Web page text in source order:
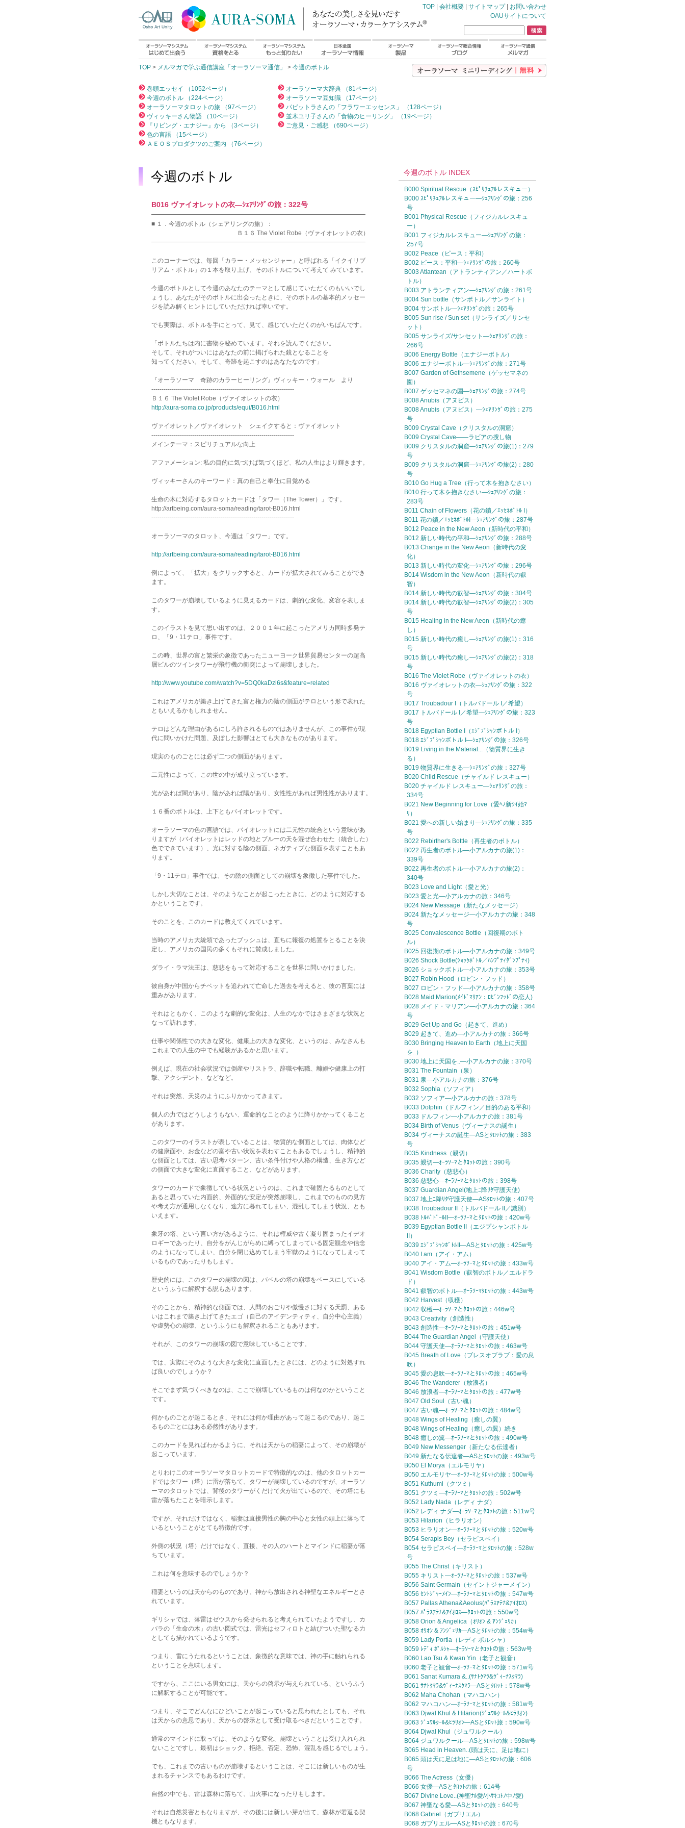
TOP | 会社概要 | サイトマップ| お問い合わせ
OAUサイトについて
TOP > メルマガで学ぶ通信講座「オーラソーマ通信」 > 今週のボトル
巻頭エッセイ （1052ページ）
今週のボトル （224ページ）
オーラソーマタロットの旅 （97ページ）
ヴィッキーさん物語 （10ページ）
『リビング・エナジー』から （3ページ）
色の言語 （15ページ）
ＡＥＯＳプロダクツのご案内 （76ページ）
オーラソーマ大辞典 （81ページ）
オーラソーマ豆知識 （17ページ）
パビットラさんの「フラワーエッセンス」 （128ページ）
並木ユリ子さんの「食物のヒーリング」 （19ページ）
ご意見・ご感想 （690ページ）
今週のボトル
B016 ヴァイオレットの衣—ｼｪｱﾘﾝｸﾞの旅：322号
━━━━━━━━━━━━━━━━━━━━━━━━━━━━━━━━━━━
■ １．今週のボトル（シェアリングの旅）：
Ｂ１６ The Violet Robe（ヴァイオレットの衣）
━━━━━━━━━━━━━━━━━━━━━━━━━━━━━━━━━━━
このコーナーでは、毎回「カラー・メッセンジャー」と呼ばれる「イクイリブ
リアム・ボトル」の１本を取り上げ、そのボトルについて考えて みています。
今週のボトルとして今週のあなたのテーマとして感じていただくのもいいでし
ょうし、あなたがそのボトルに出会ったときに、そのボトルの基本的メッセー
ジを読み解くヒントにしていただければ幸いです。
でも実際は、ボトルを手にとって、見て、感じていただくのがいちばんです。
「ボトルたちは内に書物を秘めています。それを読んでください。
そして、それがついにはあなたの前に掲げられた鏡となることを
知ってください。そして、奇跡を起こすのはあなたなのです」
『オーラソーマ 奇跡のカラーヒーリング』ヴィッキー・ウォール より
----------------------------------------------------------------------
Ｂ１６ The Violet Robe（ヴァイオレットの衣）
http://aura-soma.co.jp/products/equi/B016.html
ヴァイオレット／ヴァイオレット シェイクすると：ヴァイオレット
----------------------------------------------------------------------
メインテーマ：スピリチュアルな向上
アファメーション: 私の目的に気づけば気づくほど、私の人生はより輝きます。
ヴィッキーさんのキーワード：真の自己と奉仕に目覚める
生命の木に対応するタロットカードは「タワー（The Tower）」です。
http://artbeing.com/aura-soma/reading/tarot-B016.html
----------------------------------------------------------------------
オーラソーマのタロット、今週は「タワー」です。
http://artbeing.com/aura-soma/reading/tarot-B016.html
例によって、「拡大」をクリックすると、カードが拡大されてみることができ
ます。
このタワーが崩壊しているように見えるカードは、劇的な変化、変容を表しま
す。
このイラストを見て思い出すのは、２００１年に起こったアメリカ同時多発テ
ロ、「9・11テロ」事件です。
この時、世界の富と繁栄の象徴であったニューヨーク世界貿易センターの超高
層ビルのツインタワーが飛行機の衝突によって崩壊しました。
http://www.youtube.com/watch?v=5DQ0kaDzi6s&feature=related
これはアメリカが築き上げてきた富と権力の陰の側面がテロという形で表れた
ともいえるかもしれません。
テロはどんな理由があるにしろ許されるものではありませんが、この事件が現
代に問いかけた問題、及ぼした影響はとても大きなものがあります。
現実のものごとには必ず二つの側面があります。
二元性によって、この世の中が成り立っています。
光があれば闇があり、陰があれば陽があり、女性性があれば男性性があります。
１６番のボトルは、上下ともバイオレットです。
オーラソーマの色の言語では、バイオレットには二元性の統合という意味があ
りますが（バイオレットはレッドの地とブルーの天を混ぜ合わせた（統合した）
色でできています）、光に対する陰の側面、ネガティブな側面を表すこともあ
ります。
「9・11テロ」事件では、その陰の側面としての崩壊を象徴した事件でした。
しかし大切なことは、そのようなことが起こったときに、どのように対応する
かということです。
そのことを、このカードは教えてくれています。
当時のアメリカ大統領であったブッシュは、直ちに報復の処置をとることを決
定し、アメリカの国民の多くもそれに賛成しました。
ダライ・ラマ法王は、慈悲をもって対応することを世界に問いかけました。
彼自身が中国からチベットを追われて亡命した過去を考えると、彼の言葉には
重みがあります。
それはともかく、このような劇的な変化は、人生のなかではさまざまな状況と
なって訪れます。
仕事や関係性での大きな変化、健康上の大きな変化、というのは、みなさんも
これまでの人生の中でも経験があるかと思います。
例えば、現在の社会状況では倒産やリストラ、辞職や転職、離婚や健康上の打
撃、アクシデント、などなど。
それは突然、天災のようにふりかかってきます。
個人の力ではどうしようもない、運命的なことのように降りかかってくること
があります。
このタワーのイラストが表していることは、物質的な側面としては、肉体など
の健康面や、お金などの富や古い状況を表わすこともあるでしょうし、精神的
な側面としては、古い思考パターン、古い条件付けや人格の構造、生き方など
の側面で大きな変化に直面すること、などがあります。
タワーのカードで象徴している状況というのは、これまで確固たるものとして
あると思っていた内面的、外面的な安定が突然崩壊し、これまでのものの見方
や考え方が通用しなくなり、途方に暮れてしまい、混乱してしまう状況、とも
いえます。
象牙の塔、という言い方があるように、それは権威や古く凝り固まったイデオ
ロギーであったり、自分をがんじがらめに縛ってしまっている固定観念や信念
のようになってしまい、自分を閉じ込めてしまう牢獄のようになってしまって
いるものであったりもします。
歴史的には、このタワーの崩壊の図は、バベルの塔の崩壊をベースにしている
というふうに解釈する説もあります。
そのことから、精神的な側面では、人間のおごりや傲慢さに対する天罰、ある
いはこれまで築き上げてきたエゴ（自己のアイデンティティ、自分中心主義）
や虚勢心の崩壊、というふうにも解釈されることもあります。
それが、このタワーの崩壊の図で意味していることです。
では、実際にそのような大きな変化に直面したときには、どのように対処すれ
ば良いのでしょうか？
そこでまず気づくべきなのは、ここで崩壊しているものは何なのかということ
です。
何かものごとが起こるとき、それには何か理由があって起こるのであり、起こ
るものごとにはある必然性があります。
このカードを見ればわかるように、それは天からの稲妻によって、その崩壊が
起こっています。
とりわけこのオーラソーマタロットカードで特徴的なのは、他のタロットカー
ドではタワー（塔）に雷が落ちて、タワーが崩壊しているのですが、オーラソ
ーマのタロットでは、背後のタワーがくだけて火が出ているので、その塔にも
雷が落ちたことを暗示します。
ですが、それだけではなく、稲妻は直接男性の胸の中心と女性の頭上に落ちて
いるということがとても特徴的です。
外側の状況（塔）だけではなく、直接、その人のハートとマインドに稲妻が落
ちています。
これは何を意味するのでしょうか？
稲妻というのは天からのものであり、神から放出される神聖なエネルギーとさ
れています。
ギリシャでは、落雷はゼウスから発せられると考えられていたようですし、カ
バラの「生命の木」の古い図式では、雷光はセフィロトと結びついた聖なる力
としても描かれているようです。
つまり、雷にうたれるということは、象徴的な意味では、神の手に触れられる
ということを意味します。
ですから、ここにいる男女には、天からの啓示が与えられている、というふう
に解釈することが可能です。
つまり、そこでどんなにひどいことが起こっていると思われたとしても、それ
は天からの意思であり、天からの啓示として受け取るべきだということです。
通常のマインドに取っては、そのような変化、崩壊ということは受け入れられ
ないことですし、最初はショック、拒絶、否定、恐怖、混乱を感じるでしょう。
でも、これまでの古いものが崩壊するということは、そこには新しいものが生
まれるチャンスでもあるわけです。
自然の中でも、雷は森林に落ちて、山火事になったりもします。
それは自然災害ともなりますが、その後には新しい芽が出て、森林が若返る契
機ともなります。
今週のボトル INDEX
B000 Spiritual Rescue（ｽﾋﾟﾘﾁｭｱﾙレスキュー）
B000 ｽﾋﾟﾘﾁｭｱﾙレスキュー—ｼｪｱﾘﾝｸﾞの旅：256
号
B001 Physical Rescue（フィジカルレスキュ
ー）
B001 フィジカルレスキュー—ｼｪｱﾘﾝｸﾞの旅：
257号
B002 Peace（ピース：平和）
B002 ピース：平和—ｼｪｱﾘﾝｸﾞの旅：260号
B003 Atlantean（アトランティアン／ハートボ
トル）
B003 アトランティアン—ｼｪｱﾘﾝｸﾞの旅：261号
B004 Sun bottle（サンボトル／サンライト）
B004 サンボトル—ｼｪｱﾘﾝｸﾞの旅：265号
B005 Sun rise / Sun set（サンライズ／サンセ
ット）
B005 サンライズ/サンセット—ｼｪｱﾘﾝｸﾞの旅：
266号
B006 Energy Bottle（エナジーボトル）
B006 エナジーボトル—ｼｪｱﾘﾝｸﾞの旅：271号
B007 Garden of Gethsemene（ゲッセマネの
園）
B007 ゲッセマネの園—ｼｪｱﾘﾝｸﾞの旅：274号
B008 Anubis（アヌビス）
B008 Anubis（アヌビス）—ｼｪｱﾘﾝｸﾞの旅：275
号
B009 Crystal Cave（クリスタルの洞窟）
B009 Crystal Cave——ラビアの捜し物
B009 クリスタルの洞窟—ｼｪｱﾘﾝｸﾞの旅(1)：279
号
B009 クリスタルの洞窟—ｼｪｱﾘﾝｸﾞの旅(2)：280
号
B010 Go Hug a Tree（行って木を抱きなさい）
B010 行って木を抱きなさい—ｼｪｱﾘﾝｸﾞの旅：
283号
B011 Chain of Flowers（花の鎖／ｴｯｾﾈﾎﾞﾄﾙ I）
B011 花の鎖／ｴｯｾﾈﾎﾞﾄﾙI—ｼｪｱﾘﾝｸﾞの旅：287号
B012 Peace in the New Aeon（新時代の平和）
B012 新しい時代の平和—ｼｪｱﾘﾝｸﾞの旅：288号
B013 Change in the New Aeon（新時代の変
化）
B013 新しい時代の変化—ｼｪｱﾘﾝｸﾞの旅：296号
B014 Wisdom in the New Aeon（新時代の叡
智）
B014 新しい時代の叡智—ｼｪｱﾘﾝｸﾞの旅：304号
B014 新しい時代の叡智—ｼｪｱﾘﾝｸﾞの旅(2)：305
号
B015 Healing in the New Aeon（新時代の癒
し）
B015 新しい時代の癒し—ｼｪｱﾘﾝｸﾞの旅(1)：316
号
B015 新しい時代の癒し—ｼｪｱﾘﾝｸﾞの旅(2)：318
号
B016 The Violet Robe（ヴァイオレットの衣）
B016 ヴァイオレットの衣—ｼｪｱﾘﾝｸﾞの旅：322
号
B017 Troubadour I（トルバドール I／希望）
B017 トルバドール I／希望—ｼｪｱﾘﾝｸﾞの旅：323
号
B018 Egyptian Bottle I（ｴｼﾞﾌﾟｼｬﾝボトル I）
B018 ｴｼﾞﾌﾟｼｬﾝボトル I—ｼｪｱﾘﾝｸﾞの旅：326号
B019 Living in the Material...（物質界に生き
る）
B019 物質界に生きる—ｼｪｱﾘﾝｸﾞの旅：327号
B020 Child Rescue（チャイルド レスキュー）
B020 チャイルド レスキュー—ｼｪｱﾘﾝｸﾞの旅：
334号
B021 New Beginning for Love（愛ﾍﾉ新ｼｲ始ﾏ
ﾘ）
B021 愛への新しい始まり—ｼｪｱﾘﾝｸﾞの旅：335
号
B022 Rebirther's Bottle（再生者のボトル）
B022 再生者のボトル—小アルカナの旅(1)：
339号
B022 再生者のボトル—小アルカナの旅(2)：
340号
B023 Love and Light（愛と光）
B023 愛と光—小アルカナの旅：346号
B024 New Message（新たなメッセージ）
B024 新たなメッセージ—小アルカナの旅：348
号
B025 Convalescence Bottle（回復期のボト
ル）
B025 回復期のボトル—小アルカナの旅：349号
B026 Shock Bottle(ｼｮｯｸﾎﾞﾄﾙ／ﾊﾝﾌﾟﾃｨﾀﾞﾝﾌﾟﾃｨ)
B026 ショックボトル—小アルカナの旅：353号
B027 Robin Hood（ロビン・フッド）
B027 ロビン・フッド—小アルカナの旅：358号
B028 Maid Marion(ﾒｲﾄﾞﾏﾘｱﾝ：ﾛﾋﾞﾝﾌｯﾄﾞの恋人)
B028 メイド・マリアン—小アルカナの旅：364
号
B029 Get Up and Go（起きて、進め）
B029 起きて、進め—小アルカナの旅：366号
B030 Bringing Heaven to Earth（地上に天国
を..）
B030 地上に天国を..—小アルカナの旅：370号
B031 The Fountain（泉）
B031 泉—小アルカナの旅：376号
B032 Sophia（ソフィア）
B032 ソフィア—小アルカナの旅：378号
B033 Dolphin（ドルフィン／目的のある平和）
B033 ドルフィン—小アルカナの旅：381号
B034 Birth of Venus（ヴィーナスの誕生）
B034 ヴィーナスの誕生—ASとﾀﾛｯﾄの旅：383
号
B035 Kindness（親切）
B035 親切—ｵｰﾗｿｰﾏとﾀﾛｯﾄの旅：390号
B036 Charity（慈悲心）
B036 慈悲心—ｵｰﾗｿｰﾏとﾀﾛｯﾄの旅：398号
B037 Guardian Angel(地上ﾆ降ﾘﾀ守護天使)
B037 地上ﾆ降ﾘﾀ守護天使—ASﾀﾛｯﾄの旅：407号
B038 Troubadour II（トルバドール II／識別）
B038 ﾄﾙﾊﾞﾄﾞｰﾙII—ｵｰﾗｿｰﾏとﾀﾛｯﾄの旅：420w号
B039 Egyptian Bottle II（エジプシャンボトル
II）
B039 ｴｼﾞﾌﾟｼｬﾝﾎﾞﾄﾙII—ASとﾀﾛｯﾄの旅：425w号
B040 I am（アイ・アム）
B040 アイ・アム—ｵｰﾗｿｰﾏとﾀﾛｯﾄの旅：433w号
B041 Wisdom Bottle（叡智のボトル／エルドラ
ド）
B041 叡智のボトル—ｵｰﾗｿｰﾏﾀﾛｯﾄの旅：443w号
B042 Harvest（収穫）
B042 収穫—ｵｰﾗｿｰﾏとﾀﾛｯﾄの旅：446w号
B043 Creativity（創造性）
B043 創造性—ｵｰﾗｿｰﾏとﾀﾛｯﾄの旅：451w号
B044 The Guardian Angel（守護天使）
B044 守護天使—ｵｰﾗｿｰﾏとﾀﾛｯﾄの旅：463w号
B045 Breath of Love（ブレスオブラブ：愛の息
吹）
B045 愛の息吹—ｵｰﾗｿｰﾏとﾀﾛｯﾄの旅：465w号
B046 The Wanderer（放浪者）
B046 放浪者—ｵｰﾗｿｰﾏとﾀﾛｯﾄの旅：477w号
B047 Old Soul（古い魂）
B047 古い魂—ｵｰﾗｿｰﾏとﾀﾛｯﾄの旅：484w号
B048 Wings of Healing（癒しの翼）
B048 Wings of Healing（癒しの翼）続き
B048 癒しの翼—ｵｰﾗｿｰﾏとﾀﾛｯﾄの旅：490w号
B049 New Messenger（新たなる伝達者）
B049 新たなる伝達者—ASとﾀﾛｯﾄの旅：493w号
B050 El Morya（エルモリヤ）
B050 エルモリヤ—ｵｰﾗｿｰﾏとﾀﾛｯﾄの旅：500w号
B051 Kuthumi（クツミ）
B051 クツミ—ｵｰﾗｿｰﾏとﾀﾛｯﾄの旅：502w号
B052 Lady Nada（レディ ナダ）
B052 レディ ナダ—ｵｰﾗｿｰﾏとﾀﾛｯﾄの旅：511w号
B053 Hilarion（ヒラリオン）
B053 ヒラリオン—ｵｰﾗｿｰﾏとﾀﾛｯﾄの旅：520w号
B054 Serapis Bey（セラピスベイ）
B054 セラピスベイ—ｵｰﾗｿｰﾏとﾀﾛｯﾄの旅：528w
号
B055 The Christ（キリスト）
B055 キリスト—ｵｰﾗｿｰﾏとﾀﾛｯﾄの旅：537w号
B056 Saint Germain（セイントジャーメイン）
B056 ｾﾝﾄｼﾞｬｰﾒｲﾝ—ｵｰﾗｿｰﾏとﾀﾛｯﾄの旅：547w号
B057 Pallas Athena&Aeolus(ﾊﾟﾗｽｱﾃﾅ&ｱｲｵﾛｽ)
B057 ﾊﾟﾗｽｱﾃﾅ&ｱｲｵﾛｽ—ﾀﾛｯﾄの旅：550w号
B058 Orion & Angelica（ｵﾘｵﾝ & ｱﾝｼﾞｪﾘｶ）
B058 ｵﾘｵﾝ & ｱﾝｼﾞｪﾘｶ—ASとﾀﾛｯﾄの旅：554w号
B059 Lady Portia（レディ ポルシャ）
B059 ﾚﾃﾞｨ ﾎﾟﾙｼｬ—ｵｰﾗｿｰﾏとﾀﾛｯﾄの旅：563w号
B060 Lao Tsu & Kwan Yin（老子と観音）
B060 老子と観音—ｵｰﾗｿｰﾏとﾀﾛｯﾄの旅：571w号
B061 Sanat Kumara &..(ｻﾅﾄｸﾏﾗ&ｳﾞｨｰﾅｽｸﾏﾗ)
B061 ｻﾅﾄｸﾏﾗ&ｳﾞｨｰﾅｽｸﾏﾗ—ASとﾀﾛｯﾄ：578w号
B062 Maha Chohan（マハコハン）
B062 マハコハン—ｵｰﾗｿｰﾏとﾀﾛｯﾄの旅：581w号
B063 Djwal Khul & Hilarion(ｼﾞｭﾜﾙｸｰﾙ&ﾋﾗﾘｵﾝ)
B063 ｼﾞｭﾜﾙｸｰﾙ&ﾋﾗﾘｵﾝ—ASとﾀﾛｯﾄ旅：590w号
B064 Djwal Khul（ジュワルクール）
B064 ジュワルクール—ASとﾀﾛｯﾄの旅：598w号
B065 Head in Heaven..(頭は天に、足は地に）
B065 頭は天に足は地に—ASとﾀﾛｯﾄの旅：606
号
B066 The Actress（女優）
B066 女優—ASとﾀﾛｯﾄの旅：614号
B067 Divine Love..(神聖ﾅﾙ愛/小ｻｷｺﾄﾉ中ﾉ愛)
B067 神聖なる愛—ASとﾀﾛｯﾄの旅：640号
B068 Gabriel（ガブリエル）
B068 ガブリエル—ASとﾀﾛｯﾄの旅：670号